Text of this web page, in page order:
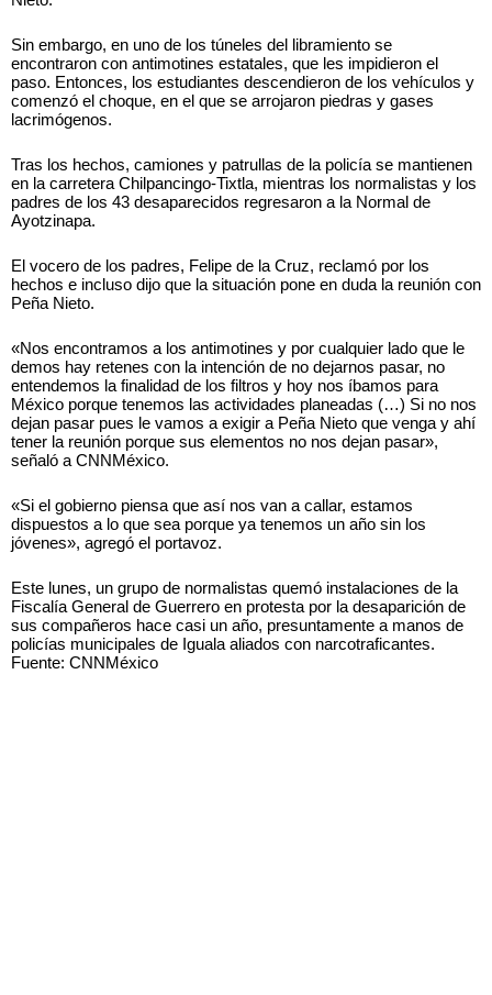
Sin embargo, en uno de los túneles del libramiento se
encontraron con antimotines estatales, que les impidieron el
paso. Entonces, los estudiantes descendieron de los vehículos y
comenzó el choque, en el que se arrojaron piedras y gases
lacrimógenos.
Tras los hechos, camiones y patrullas de la policía se mantienen
en la carretera Chilpancingo-Tixtla, mientras los normalistas y los
padres de los 43 desaparecidos regresaron a la Normal de
Ayotzinapa.
El vocero de los padres, Felipe de la Cruz, reclamó por los
hechos e incluso dijo que la situación pone en duda la reunión con
Peña Nieto.
«Nos encontramos a los antimotines y por cualquier lado que le
demos hay retenes con la intención de no dejarnos pasar, no
entendemos la finalidad de los filtros y hoy nos íbamos para
México porque tenemos las actividades planeadas (…) Si no nos
dejan pasar pues le vamos a exigir a Peña Nieto que venga y ahí
tener la reunión porque sus elementos no nos dejan pasar»,
señaló a CNNMéxico.
«Si el gobierno piensa que así nos van a callar, estamos
dispuestos a lo que sea porque ya tenemos un año sin los
jóvenes», agregó el portavoz.
Este lunes, un grupo de normalistas quemó instalaciones de la
Fiscalía General de Guerrero en protesta por la desaparición de
sus compañeros hace casi un año, presuntamente a manos de
policías municipales de Iguala aliados con narcotraficantes.
Fuente: CNNMéxico